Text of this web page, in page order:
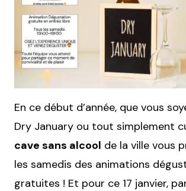
En ce début d’année, que vous
Dry January ou tout simplement
cave sans alcool de la ville vous
les samedis des animations
gratuites ! Et pour ce 17 janvier,